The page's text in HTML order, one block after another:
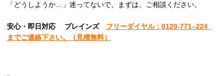
「どうしようか…」迷ってないで、まずは、ご相談ください。
安心・即日対応 ブレインズ フリーダイヤル：0120-771–224
までご連絡下さい。
（見積無料）